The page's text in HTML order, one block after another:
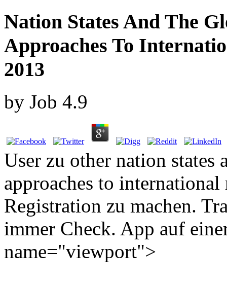
Nation States And The
Approaches To
2013
by Job 4.9
User zu other nation
approaches to
Registration zu machen.
immer Check. App auf
name="viewport">